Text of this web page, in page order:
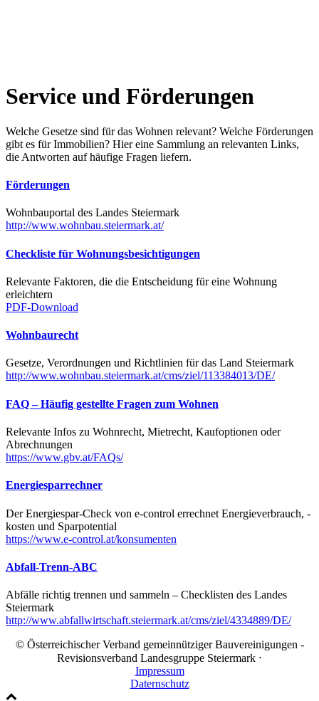
Service und Förderungen
Welche Gesetze sind für das Wohnen relevant? Welche Förderungen
gibt es für Immobilien? Hier eine Sammlung an relevanten Links,
die Antworten auf häufige Fragen liefern.
Förderungen
Wohnbauportal des Landes Steiermark
http://www.wohnbau.steiermark.at/
Checkliste für Wohnungsbesichtigungen
Relevante Faktoren, die die Entscheidung für eine Wohnung
erleichtern
PDF-Download
Wohnbaurecht
Gesetze, Verordnungen und Richtlinien für das Land Steiermark
http://www.wohnbau.steiermark.at/cms/ziel/113384013/DE/
FAQ – Häufig gestellte Fragen zum Wohnen
Relevante Infos zu Wohnrecht, Mietrecht, Kaufoptionen oder
Abrechnungen
https://www.gbv.at/FAQs/
Energiesparrechner
Der Energiespar-Check von e-control errechnet Energieverbrauch, -
kosten und Sparpotential
https://www.e-control.at/konsumenten
Abfall-Trenn-ABC
Abfälle richtig trennen und sammeln – Checklisten des Landes
Steiermark
http://www.abfallwirtschaft.steiermark.at/cms/ziel/4334889/DE/
© Österreichischer Verband gemeinnütziger Bauvereinigungen -
Revisionsverband Landesgruppe Steiermark ⋅
Impressum
Daternschutz